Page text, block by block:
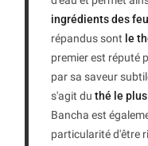
ingrédients des
répandus sont le
premier est réputé
par sa saveur
s'agit du thé le
Bancha est
particularité d'être